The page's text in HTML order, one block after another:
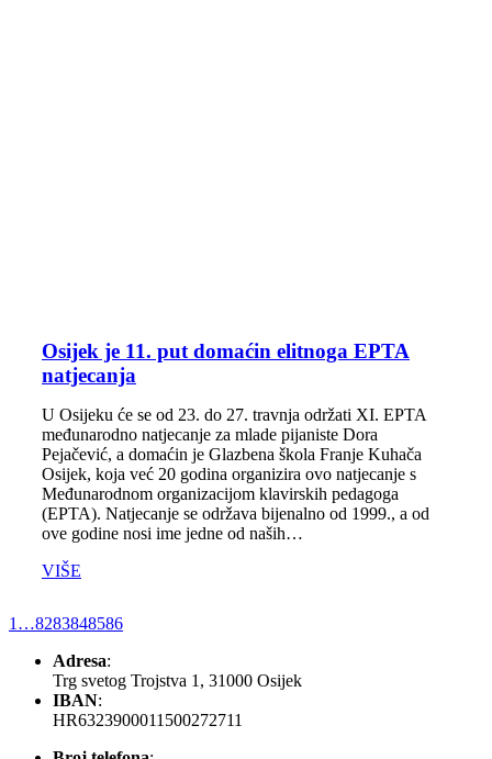
Osijek je 11. put domaćin elitnoga EPTA
natjecanja
U Osijeku će se od 23. do 27. travnja održati XI. EPTA
međunarodno natjecanje za mlade pijaniste Dora
Pejačević, a domaćin je Glazbena škola Franje Kuhača
Osijek, koja već 20 godina organizira ovo natjecanje s
Međunarodnom organizacijom klavirskih pedagoga
(EPTA). Natjecanje se održava bijenalno od 1999., a od
ove godine nosi ime jedne od naših…
VIŠE
1 …8283848586
Adresa:
Trg svetog Trojstva 1, 31000 Osijek
IBAN:
HR6323900011500272711